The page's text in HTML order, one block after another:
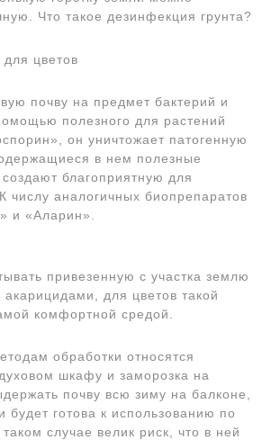
Что такое дезинфекция грунта?
почву на предмет бактерий и
полезного для растений
он уничтожает патогенную
в нем полезные
благоприятную для
числу аналогичных биопрепаратов
и «Аларин».
привезенную с участка землю
для цветов такой
комфортной средой.
обработки относятся
шкафу и заморозка на
почву всю зиму на балконе,
будет готова к использованию по
случае велик риск, что в ней